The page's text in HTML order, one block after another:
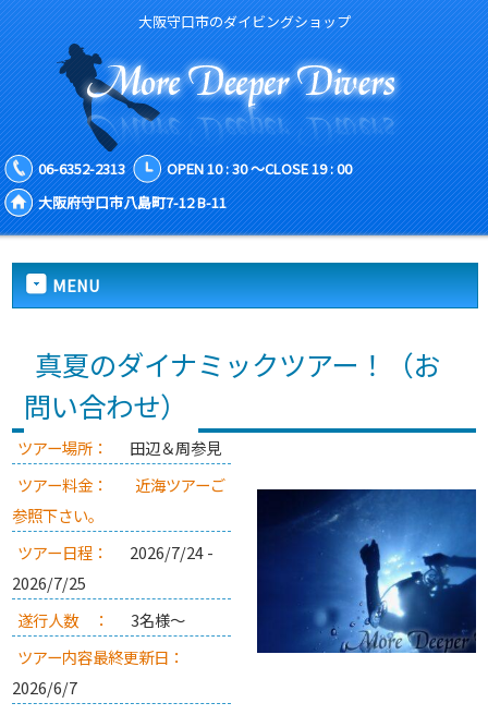
大阪守口市のダイビングショップ
06-6352-2313
OPEN 10 : 30 ～CLOSE 19 : 00
大阪府守口市八島町7-12 B-11
MENU
真夏のダイナミックツアー！（お
問い合わせ）
ツアー場所：
田辺＆周参見
ツアー料金：
近海ツアーご
参照下さい。
ツアー日程：
2026/7/24 -
2026/7/25
遂行人数 ：
3名様～
ツアー内容最終更新日：
2026/6/7